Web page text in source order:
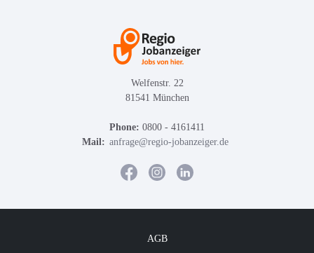
Welfenstr. 22
81541 München
Phone: 0800 - 4161411
Mail: anfrage@regio-jobanzeiger.de
AGB